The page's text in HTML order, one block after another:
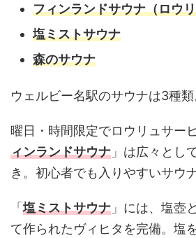
フィンランドサウナ（ロウ
塩ミストサウナ
森のサウナ
ウェルビー名駅のサウナは3種類
曜日・時間限定でロウリュサー
ィンランドサウナ 」は広々とし
き。初心者でも入りやすいサウ
「塩ミストサウナ 」には、塩壺
て作られたヴィヒタを完備。塩